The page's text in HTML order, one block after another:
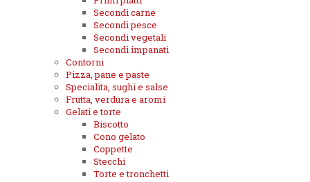
Secondi carne
Secondi pesce
Secondi vegetali
Secondi impanati
Contorni
Pizza, pane e paste
Specialita, sughi e salse
Frutta, verdura e aromi
Gelati e torte
Biscotto
Cono gelato
Coppette
Stecchi
Torte e tronchetti